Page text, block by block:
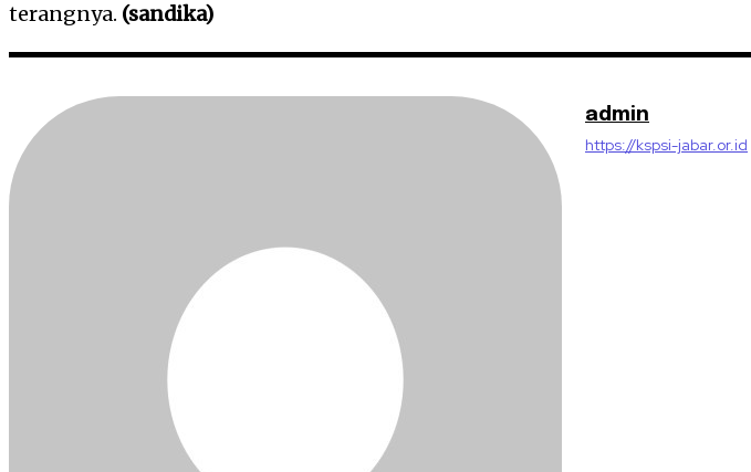
terangnya. (sandika)
admin
https://kspsi-jabar.or.id